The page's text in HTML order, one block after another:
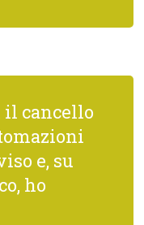
il cancello
e, su
ho